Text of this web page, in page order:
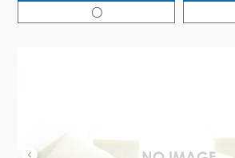
インターネットギガシェアプラン
auまとめトーク
オプションサービス
ポテトでんき
ポテトライフメール
○